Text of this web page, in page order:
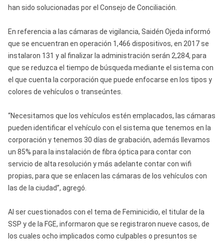
han sido solucionadas por el Consejo de Conciliación.
En referencia a las cámaras de vigilancia, Saidén Ojeda informó
que se encuentran en operación 1,466 dispositivos, en 2017 se
instalaron 131 y al finalizar la administración serán 2,284, para
que se reduzca el tiempo de búsqueda mediante el sistema con
el que cuenta la corporación que puede enfocarse en los tipos y
colores de vehículos o transeúntes.
“Necesitamos que los vehículos estén emplacados, las cámaras
pueden identificar el vehículo con el sistema que tenemos en la
corporación y tenemos 30 días de grabación, además llevamos
un 85% para la instalación de fibra óptica para contar con
servicio de alta resolución y más adelante contar con wifi
propias, para que se enlacen las cámaras de los vehículos con
las de la ciudad”, agregó.
Al ser cuestionados con el tema de Feminicidio, el titular de la
SSP y de la FGE, informaron que se registraron nueve casos, de
los cuales ocho implicados como culpables o presuntos se